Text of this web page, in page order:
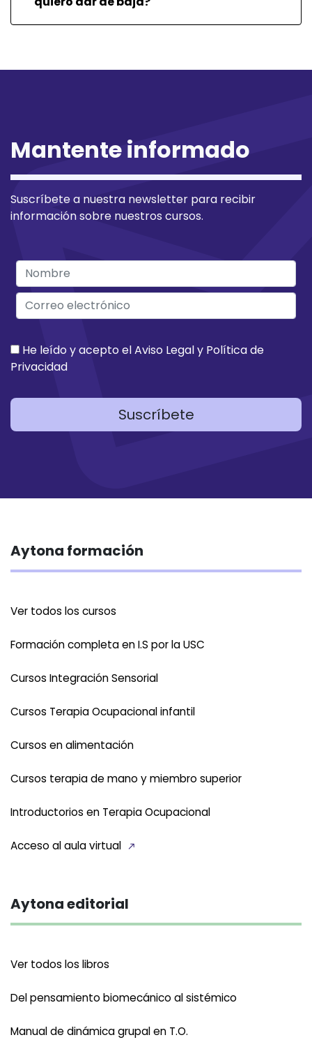
Mantente informado
Suscríbete a nuestra newsletter para recibir
información sobre nuestros cursos.
He leído y acepto elAviso Legaly Política de
Privacidad
Suscríbete
Aytona formación
Ver todos los cursos
Formación completa en I.S por la USC
Cursos Integración Sensorial
Cursos Terapia Ocupacional infantil
Cursos en alimentación
Cursos terapia de mano y miembro superior
Introductorios en Terapia Ocupacional
Acceso al aula virtual
Aytona editorial
Ver todos los libros
Del pensamiento biomecánico al sistémico
Manual de dinámica grupal en T.O.